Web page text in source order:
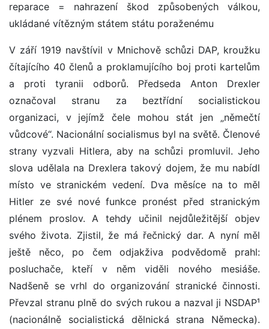
reparace = nahrazení škod způsobených válkou,
ukládané vítězným státem státu poraženému
V září 1919 navštívil v Mnichově schůzi DAP, kroužku
čítajícího 40 členů a proklamujícího boj proti kartelům
a proti tyranii odborů. Předseda Anton Drexler
označoval stranu za beztřídní socialistickou
organizaci, v jejímž čele mohou stát jen „němečtí
vůdcové“. Nacionální socialismus byl na světě. Členové
strany vyzvali Hitlera, aby na schůzi promluvil. Jeho
slova udělala na Drexlera takový dojem, že mu nabídl
místo ve stranickém vedení. Dva měsíce na to měl
Hitler ze své nové funkce pronést před stranickým
plénem proslov. A tehdy učinil nejdůležitější objev
svého života. Zjistil, že má řečnický dar. A nyní měl
ještě něco, po čem odjakživa podvědomě prahl:
posluchače, kteří v něm viděli nového mesiáše.
Nadšeně se vrhl do organizování stranické činnosti.
Převzal stranu plně do svých rukou a nazval ji NSDAP¹
(nacionálně socialistická dělnická strana Německa).